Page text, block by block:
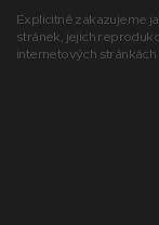
Explicitně zakazujeme
stránek, jejich
internetových